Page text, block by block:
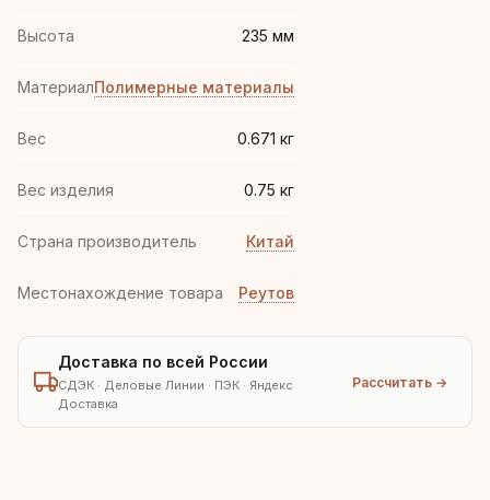
Высота 235 мм
МатериалПолимерные материалы
Вес 0.671 кг
Вес изделия 0.75 кг
Страна производитель Китай
Местонахождение товара Реутов
Доставка по всей России
СДЭК · Деловые Линии · ПЭК · Яндекс
Доставка
Рассчитать →